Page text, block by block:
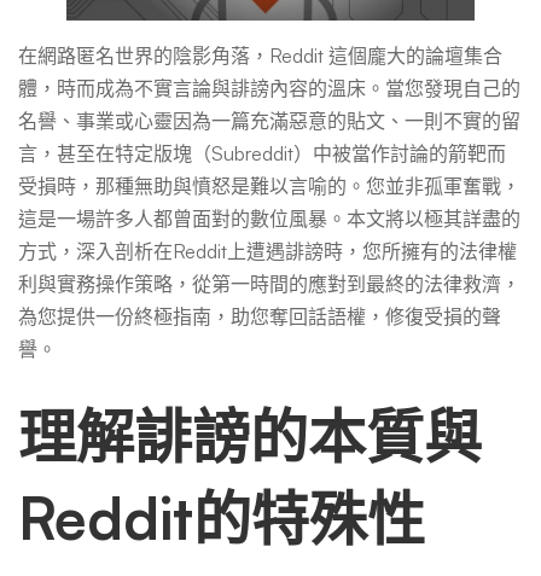
詢：
您
的
權
利
要
知
在網路匿名世界的陰影角落，Reddit 這個龐大的論壇集合
體，時而成為不實言論與誹謗內容的溫床。當您發現自己的
名譽、事業或心靈因為一篇充滿惡意的貼文、一則不實的留
言，甚至在特定版塊（Subreddit）中被當作討論的箭靶而
受損時，那種無助與憤怒是難以言喻的。您並非孤軍奮戰，
這是一場許多人都曾面對的數位風暴。本文將以極其詳盡的
方式，深入剖析在Reddit上遭遇誹謗時，您所擁有的法律權
利與實務操作策略，從第一時間的應對到最終的法律救濟，
為您提供一份終極指南，助您奪回話語權，修復受損的聲
譽。
理解誹謗的本質與
Reddit的特殊性